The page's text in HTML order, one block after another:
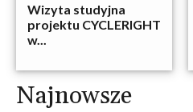
Wizyta studyjna
projektu CYCLERIGHT
w...
Najnowsze